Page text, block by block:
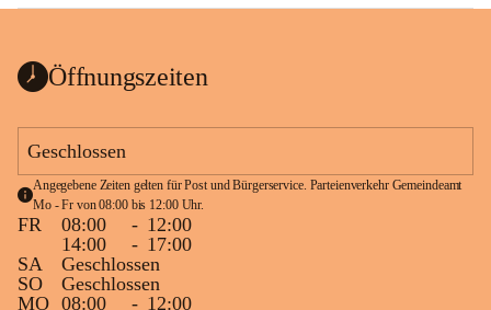
Öffnungszeiten
Geschlossen
Angegebene Zeiten gelten für Post und Bürgerservice. Parteienverkehr Gemeindeamt
Mo - Fr von 08:00 bis 12:00 Uhr.
FR 08:00 - 12:00
14:00
- 17:00
SA
Geschlossen
SO
Geschlossen
MO 08:00 - 12:00